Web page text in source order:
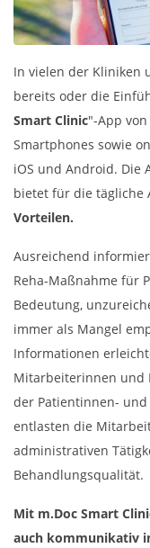
In vielen der Kliniken
bereits oder die
Smart Clinic"-App
Smartphones sowie
iOS und Android. Die
bietet für die tägliche
Vorteilen.
Ausreichend
Reha-Maßnahme für
Bedeutung,
immer als Mangel
Informationen
Mitarbeiterinnen und
der Patientinnen-
entlasten die
administrativen
Behandlungsqualität.
Mit m.Doc Smart
auch kommunikativ